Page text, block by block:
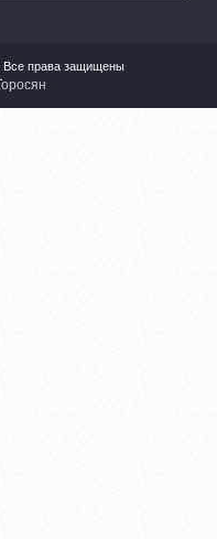
права защищены